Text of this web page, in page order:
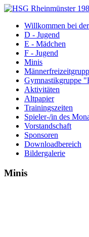
Willkommen bei
D - Jugend
E - Mädchen
F - Jugend
Minis
Gymnastikgruppe
Aktivitäten
Altpapier
Trainingszeiten
Spieler-/in des
Vorstandschaft
Sponsoren
Downloadbereich
Bildergalerie
Minis